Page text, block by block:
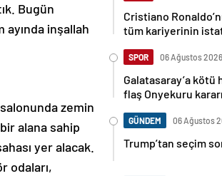
Bugün
ayında inşallah
zemin
alana sahip
yer alacak.
odaları,
Cristiano
tüm kariyerinin
SPOR 06 Ağustos 2026
Galatasaray’a kötü
flaş Onyekuru
GÜNDEM 06 Ağustos
Trump’tan seçim